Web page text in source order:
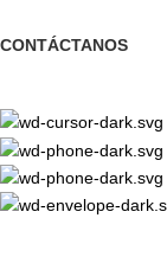
CONTÁCTANOS